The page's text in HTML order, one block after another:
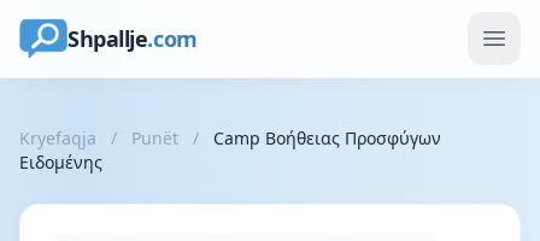
Shpallje.com
Kryefaqja / Punët /
Camp Βοήθειας Προσφύγων
Ειδoμένης